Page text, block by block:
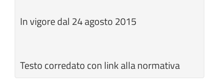
In vigore dal 24 agosto 2015
Testo corredato con link alla normativa